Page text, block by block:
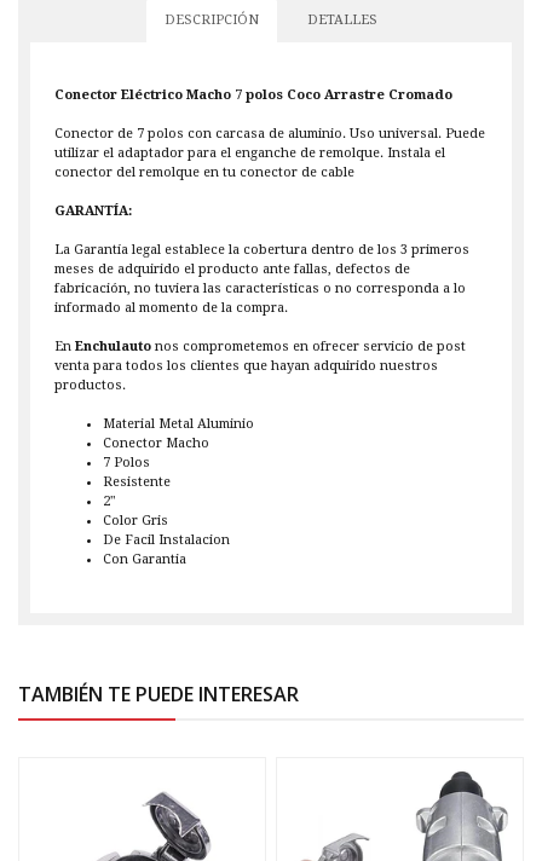
DESCRIPCIÓN DETALLES
Conector Eléctrico Macho 7 polos Coco Arrastre Cromado
Conector de 7 polos con carcasa de aluminio. Uso universal. Puede
utilizar el adaptador para el enganche de remolque. Instala el
conector del remolque en tu conector de cable
GARANTÍA:
La Garantía legal establece la cobertura dentro de los 3 primeros
meses de adquirido el producto ante fallas, defectos de
fabricación, no tuviera las características o no corresponda a lo
informado al momento de la compra.
En Enchulauto nos comprometemos en ofrecer servicio de post
venta para todos los clientes que hayan adquirido nuestros
productos.
Material Metal Aluminio
Conector Macho
7 Polos
Resistente
2"
Color Gris
De Facil Instalacion
Con Garantia
TAMBIÉN TE PUEDE INTERESAR